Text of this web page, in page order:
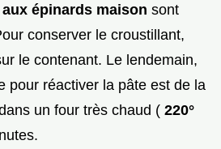
aux épinards maison sont
conserver le croustillant,
le contenant. Le lendemain,
pour réactiver la pâte est de la
un four très chaud ( 220°